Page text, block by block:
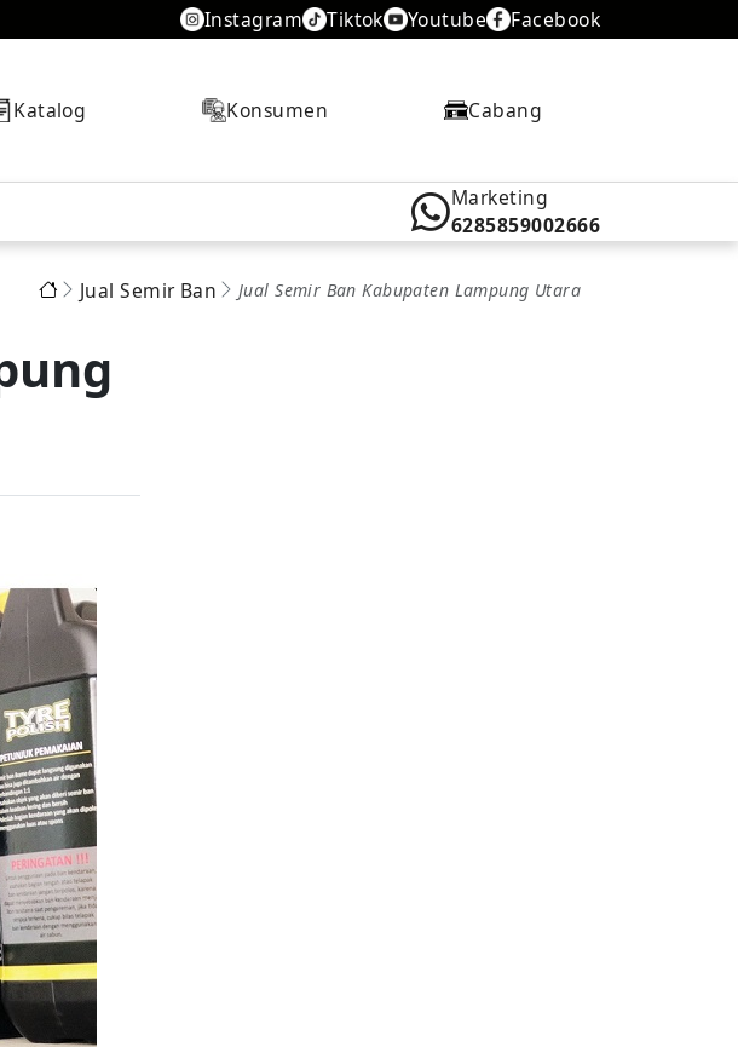
Instagram Tiktok Youtube Facebook
Katalog Konsumen Cabang
Marketing
6285859002666
Jual Semir Ban Jual Semir Ban Kabupaten Lampung Utara